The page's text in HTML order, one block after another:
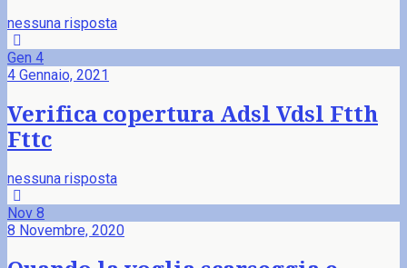
nessuna risposta
Gen 4
4 Gennaio, 2021
Verifica copertura Adsl Vdsl Ftth
Fttc
nessuna risposta
Nov 8
8 Novembre, 2020